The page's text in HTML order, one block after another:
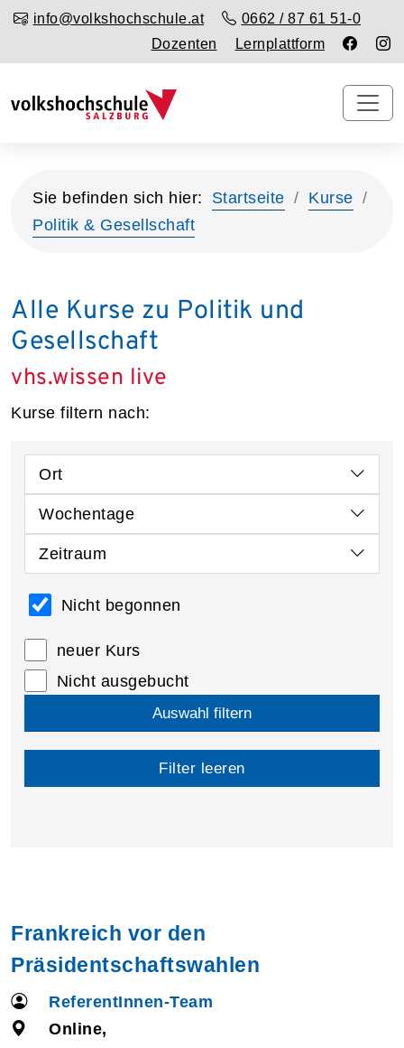
info@volkshochschule.at
0662 / 87 61 51-0
Dozenten
Lernplattform
Sie befinden sich hier: Startseite
Kurse
Politik & Gesellschaft
Alle Kurse zu Politik und
Gesellschaft
vhs.wissen live
Kurse filtern nach:
Ort
Wochentage
Zeitraum
Nicht begonnen
neuer Kurs
Nicht ausgebucht
Auswahl filtern
Filter leeren
Frankreich vor den
Präsidentschaftswahlen
ReferentInnen-Team
Online,